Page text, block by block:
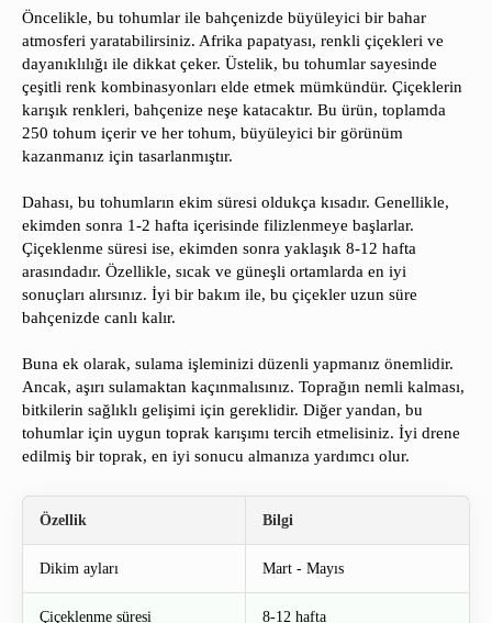
Öncelikle, bu tohumlar ile bahçenizde büyüleyici bir bahar
atmosferi yaratabilirsiniz. Afrika papatyası, renkli çiçekleri ve
dayanıklılığı ile dikkat çeker. Üstelik, bu tohumlar sayesinde
çeşitli renk kombinasyonları elde etmek mümkündür. Çiçeklerin
karışık renkleri, bahçenize neşe katacaktır. Bu ürün, toplamda
250 tohum içerir ve her tohum, büyüleyici bir görünüm
kazanmanız için tasarlanmıştır.
Dahası, bu tohumların ekim süresi oldukça kısadır. Genellikle,
ekimden sonra 1-2 hafta içerisinde filizlenmeye başlarlar.
Çiçeklenme süresi ise, ekimden sonra yaklaşık 8-12 hafta
arasındadır. Özellikle, sıcak ve güneşli ortamlarda en iyi
sonuçları alırsınız. İyi bir bakım ile, bu çiçekler uzun süre
bahçenizde canlı kalır.
Buna ek olarak, sulama işleminizi düzenli yapmanız önemlidir.
Ancak, aşırı sulamaktan kaçınmalısınız. Toprağın nemli kalması,
bitkilerin sağlıklı gelişimi için gereklidir. Diğer yandan, bu
tohumlar için uygun toprak karışımı tercih etmelisiniz. İyi drene
edilmiş bir toprak, en iyi sonucu almanıza yardımcı olur.
Özellik Bilgi
Dikim ayları Mart - Mayıs
Çiçeklenme süresi 8-12 hafta